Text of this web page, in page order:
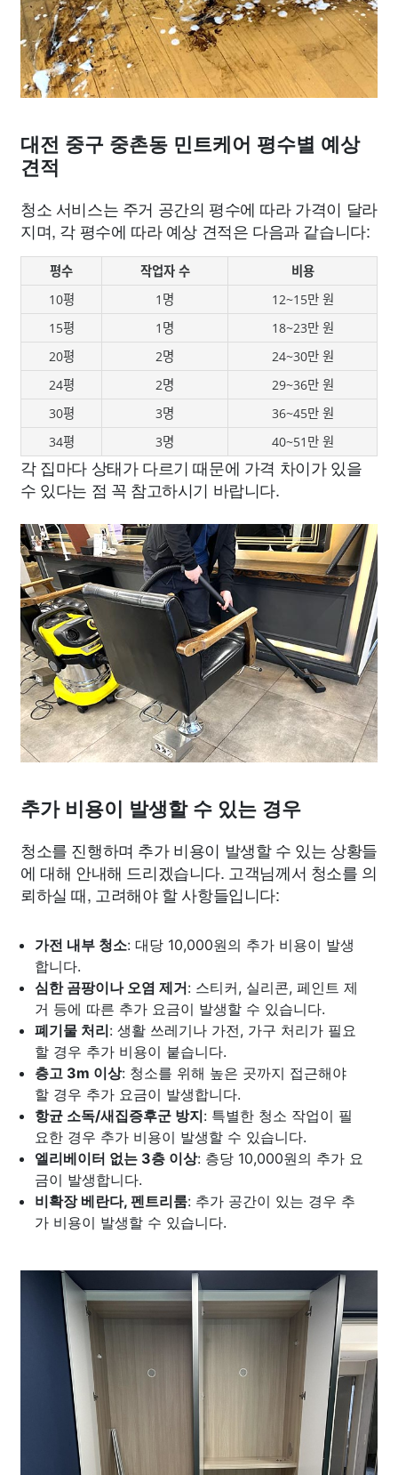
대전 중구 중촌동 민트케어 평수별 예상
견적
청소 서비스는 주거 공간의 평수에 따라 가격이 달라
지며, 각 평수에 따라 예상 견적은 다음과 같습니다:
평수 작업자 수
비용
10평
1명
12~15만 원
15평
1명
18~23만 원
20평
2명
24~30만 원
24평
2명
29~36만 원
30평
3명
36~45만 원
34평
3명 40~51만 원
각 집마다 상태가 다르기 때문에 가격 차이가 있을
수 있다는 점 꼭 참고하시기 바랍니다.
추가 비용이 발생할 수 있는 경우
청소를 진행하며 추가 비용이 발생할 수 있는 상황들
에 대해 안내해 드리겠습니다. 고객님께서 청소를 의
뢰하실 때, 고려해야 할 사항들입니다:
가전 내부 청소: 대당 10,000원의 추가 비용이 발생
합니다.
심한 곰팡이나 오염 제거: 스티커, 실리콘, 페인트 제
거 등에 따른 추가 요금이 발생할 수 있습니다.
폐기물 처리: 생활 쓰레기나 가전, 가구 처리가 필요
할 경우 추가 비용이 붙습니다.
층고 3m 이상: 청소를 위해 높은 곳까지 접근해야
할 경우 추가 요금이 발생합니다.
항균 소독/새집증후군 방지: 특별한 청소 작업이 필
요한 경우 추가 비용이 발생할 수 있습니다.
엘리베이터 없는 3층 이상: 층당 10,000원의 추가 요
금이 발생합니다.
비확장 베란다, 펜트리룸: 추가 공간이 있는 경우 추
가 비용이 발생할 수 있습니다.